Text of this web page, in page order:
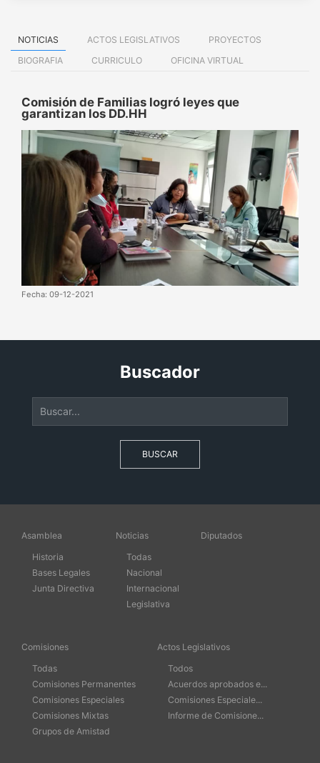
NOTICIAS ACTOS LEGISLATIVOS
PROYECTOS
BIOGRAFIA
CURRICULO OFICINA VIRTUAL
Comisión de Familias logró leyes que
garantizan los DD.HH
Fecha: 09-12-2021
Buscador
BUSCAR
Asamblea
Historia
Bases Legales
Junta Directiva
Noticias
Todas
Nacional
Internacional
Legislativa
Diputados
Comisiones
Todas
Comisiones Permanentes
Comisiones Especiales
Comisiones Mixtas
Grupos de Amistad
Actos Legislativos
Todos
Acuerdos aprobados e...
Comisiones Especiale...
Informe de Comisione...